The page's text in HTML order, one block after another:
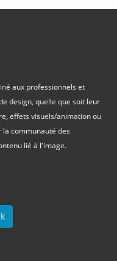
aux professionnels et
design, quelle que soit leur
effets visuels/animation ou
communauté des
lié à l'image.